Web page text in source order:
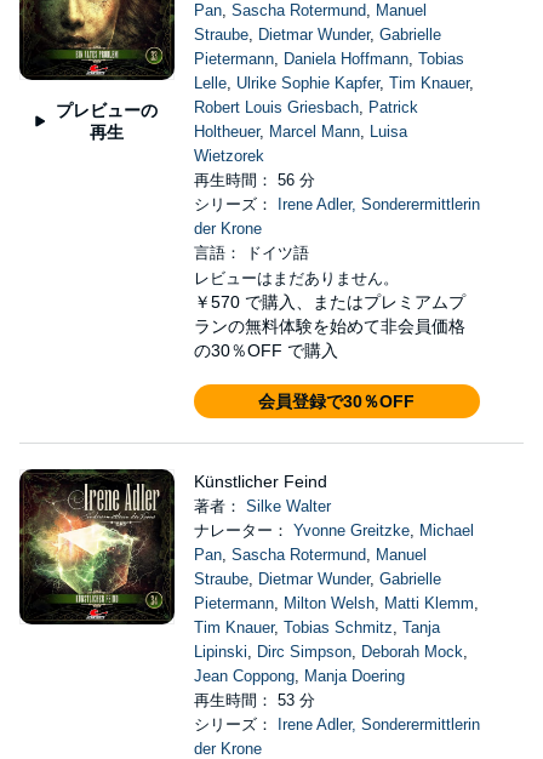
プレビューの
再生
Pan, Sascha Rotermund, Manuel
Straube, Dietmar Wunder, Gabrielle
Pietermann, Daniela Hoffmann, Tobias
Lelle, Ulrike Sophie Kapfer, Tim Knauer,
Robert Louis Griesbach, Patrick
Holtheuer, Marcel Mann, Luisa
Wietzorek
再生時間： 56 分
シリーズ：
Irene Adler, Sonderermittlerin
der Krone
言語： ドイツ語
レビューはまだありません。
￥570 で購入、またはプレミアムプ
ランの無料体験を始めて非会員価格
の30％OFF で購入
会員登録で30％OFF
Künstlicher Feind
著者： Silke Walter
ナレーター： Yvonne Greitzke, Michael
Pan, Sascha Rotermund, Manuel
Straube, Dietmar Wunder, Gabrielle
Pietermann, Milton Welsh, Matti Klemm,
Tim Knauer, Tobias Schmitz, Tanja
Lipinski, Dirc Simpson, Deborah Mock,
Jean Coppong, Manja Doering
再生時間： 53 分
シリーズ：
Irene Adler, Sonderermittlerin
der Krone